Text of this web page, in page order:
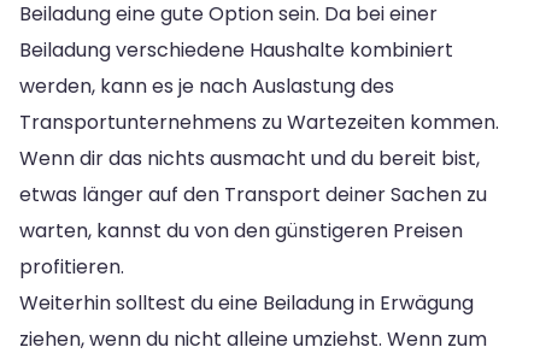
Beiladung eine gute Option sein. Da bei einer
Beiladung verschiedene Haushalte kombiniert
werden, kann es je nach Auslastung des
Transportunternehmens zu Wartezeiten kommen.
Wenn dir das nichts ausmacht und du bereit bist,
etwas länger auf den Transport deiner Sachen zu
warten, kannst du von den günstigeren Preisen
profitieren.
Weiterhin solltest du eine Beiladung in Erwägung
ziehen, wenn du nicht alleine umziehst. Wenn zum